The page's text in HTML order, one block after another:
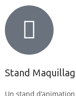
Stand
Un stand